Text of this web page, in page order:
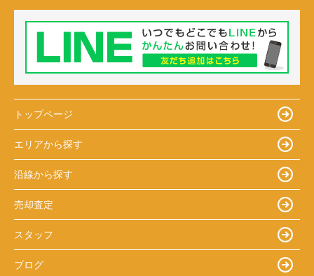
トップページ
エリアから探す
沿線から探す
売却査定
スタッフ
ブログ